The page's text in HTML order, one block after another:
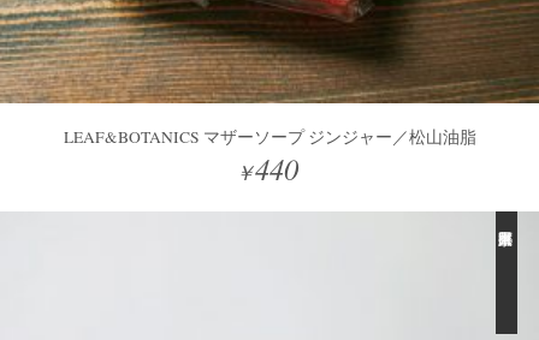
LEAF&BOTANICS マザーソープ ジンジャー／松山油脂
￥440